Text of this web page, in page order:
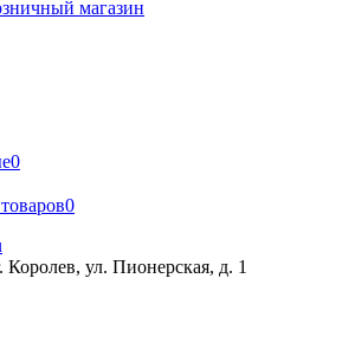
магазин
0
0
Королев, ул. Пионерская, д. 1